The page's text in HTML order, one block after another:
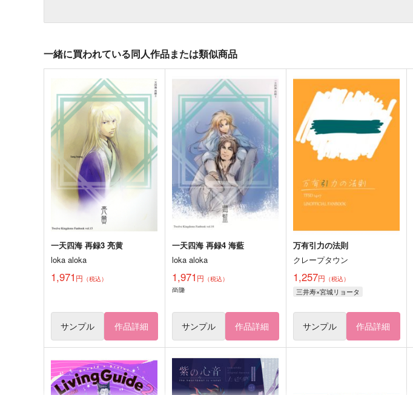
一緒に買われている同人作品または類似商品
一天四海 再録3 亮黄
loka aloka
1,971 円 （税込）
サンプル 作品詳細
一天四海 再録4 海藍
loka aloka
1,971 円 （税込）
尚隆
サンプル 作品詳細
万有引力の法則
クレープタウン
1,257円 （税込）
三井寿×宮城リョータ
サンプル 作品詳細